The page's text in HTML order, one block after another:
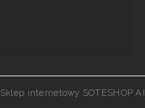
Sklep internetowy SOTESHOP AI